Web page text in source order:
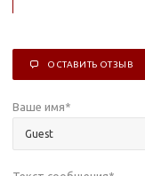
ОСТАВИТЬ ОТЗЫВ
Ваше имя*